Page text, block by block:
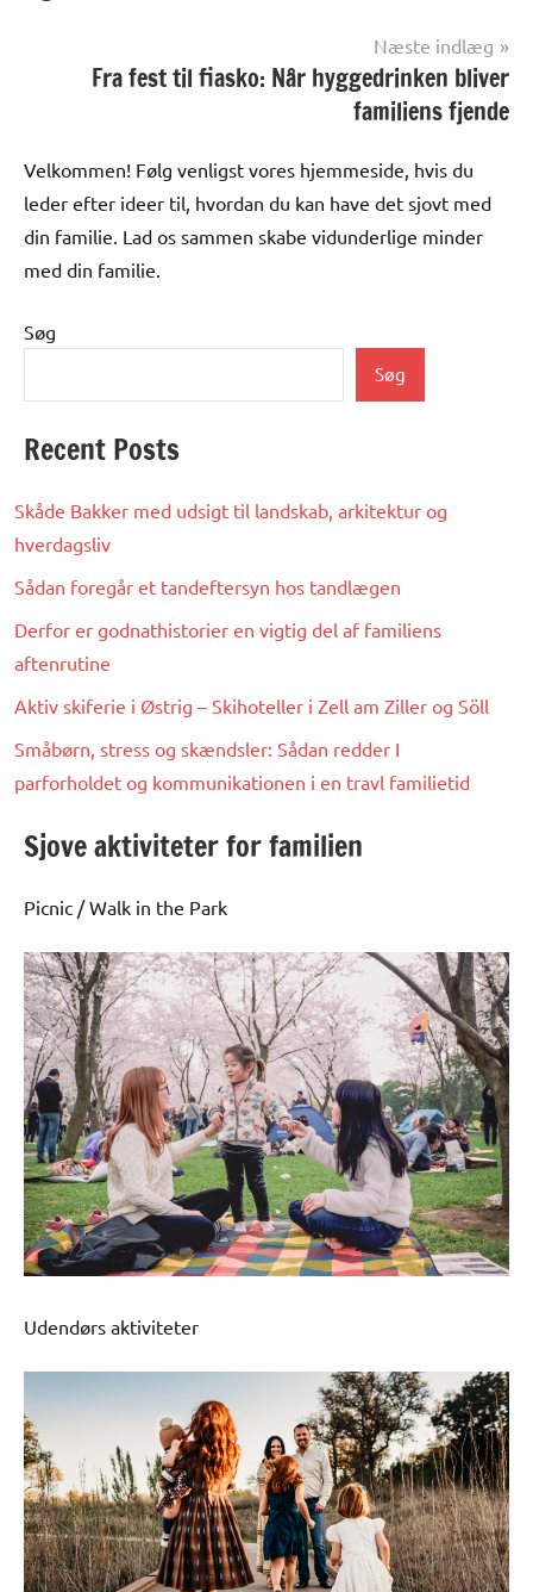
Næste indlæg
Fra fest til fiasko: Når hyggedrinken bliver
familiens fjende
Velkommen! Følg venligst vores hjemmeside, hvis du
leder efter ideer til, hvordan du kan have det sjovt med
din familie. Lad os sammen skabe vidunderlige minder
med din familie.
Søg
Søg
Recent Posts
Skåde Bakker med udsigt til landskab, arkitektur og
hverdagsliv
Sådan foregår et tandeftersyn hos tandlægen
Derfor er godnathistorier en vigtig del af familiens
aftenrutine
Aktiv skiferie i Østrig – Skihoteller i Zell am Ziller og Söll
Småbørn, stress og skændsler: Sådan redder I
parforholdet og kommunikationen i en travl familietid
Sjove aktiviteter for familien
Picnic / Walk in the Park
Udendørs aktiviteter